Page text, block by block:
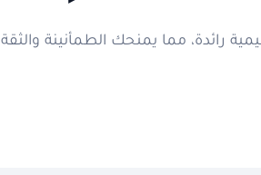
مما يمنحك الطمأنينة والثقة